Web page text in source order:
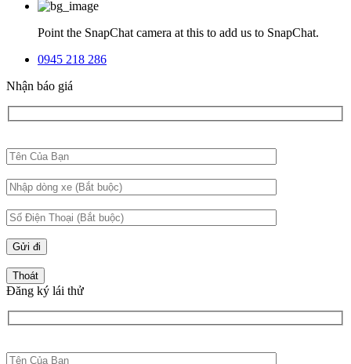
Point the SnapChat camera at this to add us to SnapChat.
0945 218 286
Nhận báo giá
Thoát
Đăng ký lái thử